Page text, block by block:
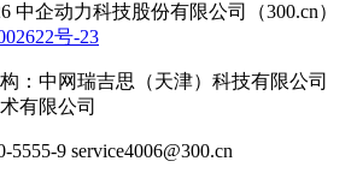
中企动力科技股份有限公司（300.cn）
号-23
：中网瑞吉思（天津）科技有限公司
有限公司
9 service4006@300.cn